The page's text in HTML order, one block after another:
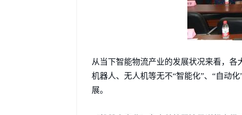
从当下智能物流产业的发展状况来看，
机器人、无人机等无不“智能化”、“自动
展。